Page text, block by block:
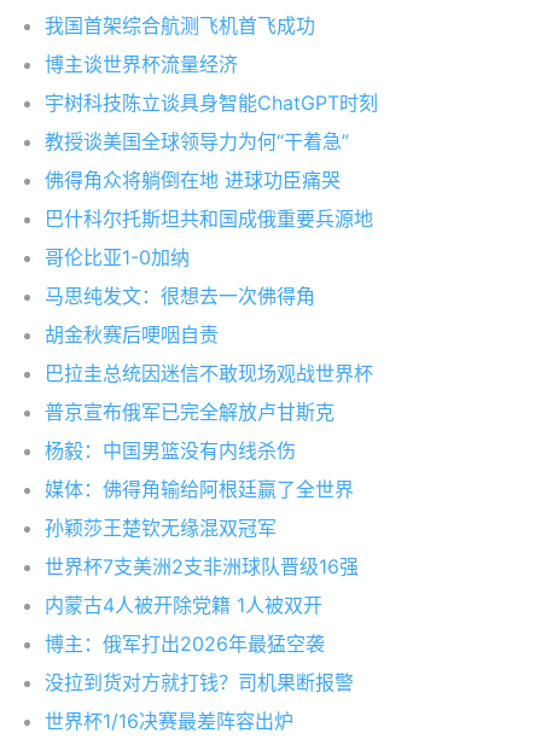
我国首架综合航测飞机首飞成功
博主谈世界杯流量经济
宇树科技陈立谈具身智能ChatGPT时刻
教授谈美国全球领导力为何“干着急”
佛得角众将躺倒在地 进球功臣痛哭
巴什科尔托斯坦共和国成俄重要兵源地
哥伦比亚1-0加纳
马思纯发文：很想去一次佛得角
胡金秋赛后哽咽自责
巴拉圭总统因迷信不敢现场观战世界杯
普京宣布俄军已完全解放卢甘斯克
杨毅：中国男篮没有内线杀伤
媒体：佛得角输给阿根廷赢了全世界
孙颖莎王楚钦无缘混双冠军
世界杯7支美洲2支非洲球队晋级16强
内蒙古4人被开除党籍 1人被双开
博主：俄军打出2026年最猛空袭
没拉到货对方就打钱？司机果断报警
世界杯1/16决赛最差阵容出炉